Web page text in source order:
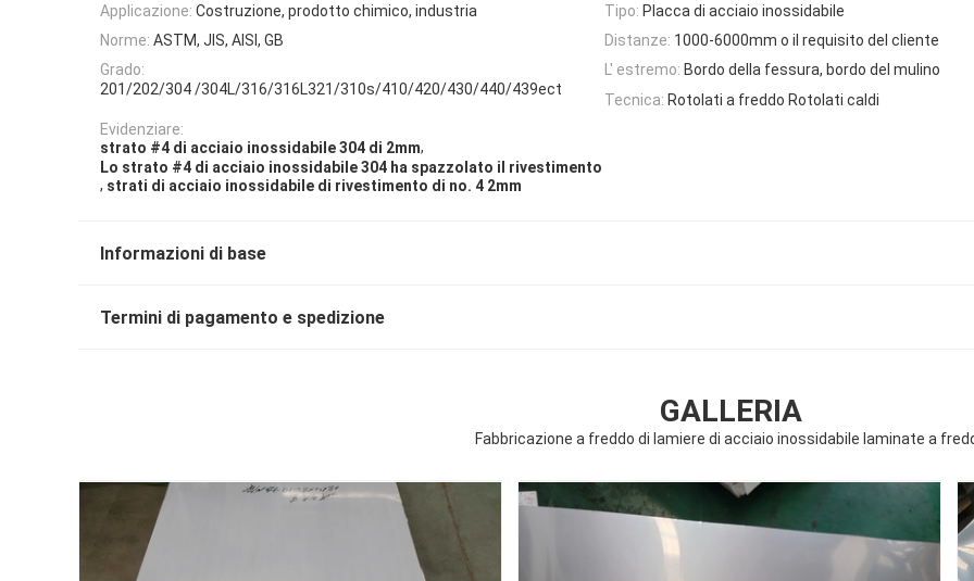
Applicazione: Costruzione, prodotto chimico, industria Tipo: Placca di acciaio inossidabile
Norme: ASTM, JIS, AISI, GB Distanze: 1000-6000mm o il requisito del cliente
Grado:
201/202/304 /304L/316/316L321/310s/410/420/430/440/439ect
L' estremo: Bordo della fessura, bordo del mulino
Tecnica: Rotolati a freddo Rotolati caldi
Evidenziare:
strato #4 di acciaio inossidabile 304 di 2mm,
Lo strato #4 di acciaio inossidabile 304 ha spazzolato il rivestimento
, strati di acciaio inossidabile di rivestimento di no. 4 2mm
Informazioni di base
Termini di pagamento e spedizione
GALLERIA
Fabbricazione a freddo di lamiere di acciaio inossidabile laminate a